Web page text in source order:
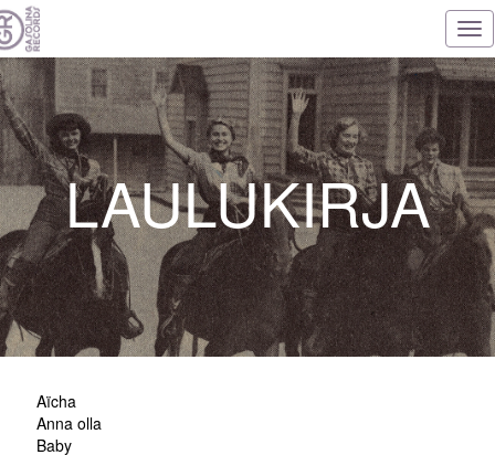
LAULUKIRJA
Aïcha
Anna olla
Baby